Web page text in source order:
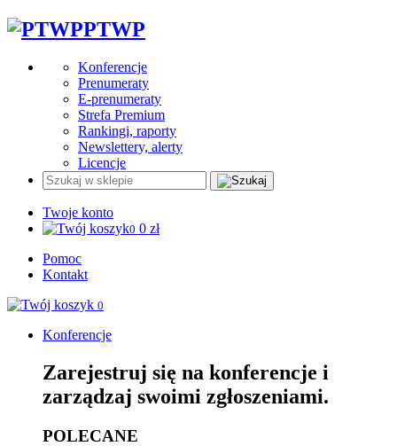
PTWP
Konferencje
Prenumeraty
E-prenumeraty
Strefa Premium
Rankingi, raporty
Newslettery, alerty
Licencje
Twoje konto
0 0 zł
Pomoc
Kontakt
0
Konferencje
Zarejestruj się na konferencje i
zarządzaj swoimi zgłoszeniami.
POLECANE